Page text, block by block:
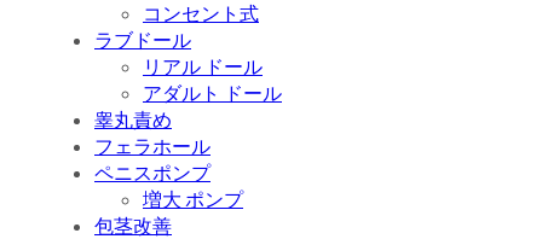
コンセント式
ラブドール
リアル ドール
アダルト ドール
睾丸責め
フェラホール
ペニスポンプ
増大 ポンプ
包茎改善